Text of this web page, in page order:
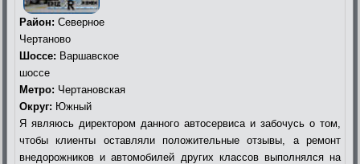
Район: Северное
Чертаново
Шоссе: Варшавское
шоссе
Метро: Чертановская
Округ: Южный
Я являюсь директором данного автосервиса и забочусь о том,
чтобы клиенты оставляли положительные отзывы, а ремонт
внедорожников и автомобилей других классов выполнялся на